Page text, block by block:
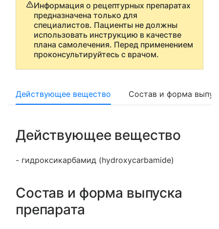
Информация о рецептурных препаратах
предназначена только для
специалистов. Пациенты не должны
использовать инструкцию в качестве
плана самолечения. Перед применением
проконсультируйтесь с врачом.
Действующее вещество Состав и форма
Действующее вещество
- гидроксикарбамид (hydroxycarbamide)
Состав и форма выпуска
препарата